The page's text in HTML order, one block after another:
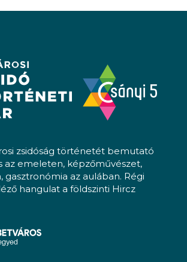
zsidóság történetét bemutató
az emeleten, képzőművészet,
gasztronómia az aulában. Régi
hangulat a földszinti Hircz